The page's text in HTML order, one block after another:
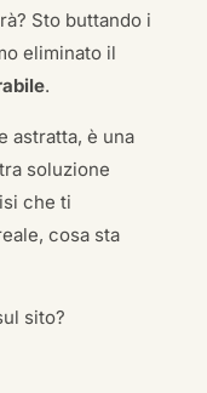
Sto buttando i
eliminato il
.
astratta, è una
soluzione
che ti
cosa sta
sito?